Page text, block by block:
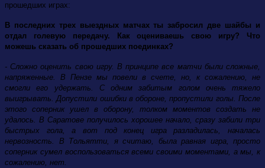
прошедших играх:
В последних трех выездных матчах ты забросил две шайбы и
отдал голевую передачу. Как оцениваешь свою игру? Что
можешь сказать об прошедших поединках?
- Сложно оценить свою игру. В принципе все матчи были сложные,
напряженные. В Пензе мы повели в счете, но, к сожалению, не
смогли его удержать. С одним забитым голом очень тяжело
выигрывать. Допустили ошибки в обороне, пропустили голы. После
этого соперник ушел в оборону, толком моментов создать не
удалось. В Саратове получилось хорошее начало, сразу забили три
быстрых гола, а вот под конец игра разладилась, началась
нервозность. В Тольятти, я считаю, была равная игра, просто
соперник сумел воспользоваться всеми своими моментами, а мы, к
сожалению, нет.